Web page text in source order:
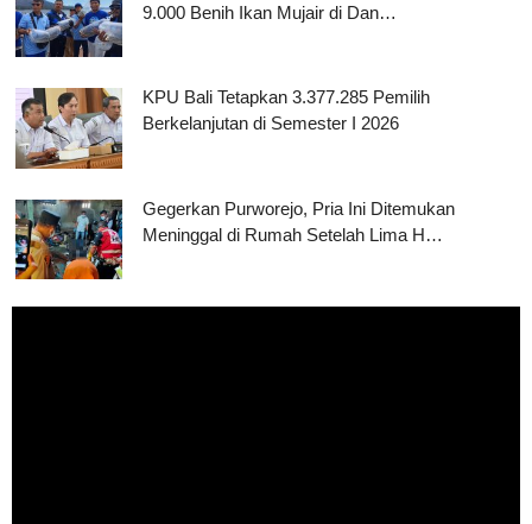
9.000 Benih Ikan Mujair di Dan…
KPU Bali Tetapkan 3.377.285 Pemilih
Berkelanjutan di Semester I 2026
Gegerkan Purworejo, Pria Ini Ditemukan
Meninggal di Rumah Setelah Lima H…